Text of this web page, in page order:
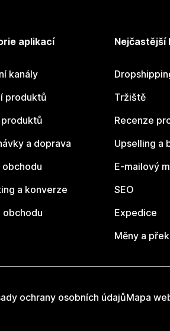
aplikací
kanály
produktů
a doprava
obchodu
a konverze
obchodu
Nejčastější
Tržiště
Recenze
Upselling a
E-mailový
SEO
Expedice
Měny a
ochrany osobních údajůMapa